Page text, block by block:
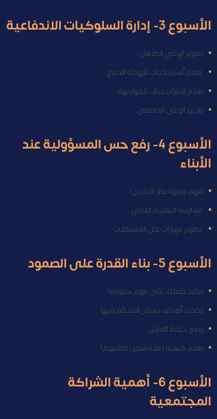
الأسبوع 3- إدارة السلوكيات الاندفاعية
تطوير الوعي الظرفي
تعلم أسترايجيات لتهدئة الدماغ
تعلم استراتيجيات المواجهة
تعزيز الوعي العاطفي
الأسبوع 4- رفع حس المسؤولية عند
الأبناء
افهم وجهة نظر الآخرين!
ممارسة التقييم الذاتي
تطوير مهارات حل المشكلات
الأسبوع 5- بناء القدرة على الصمود
ساعد طفلك على فهم سلوكه!
تحديد أهداف يمكن التحكم فيها
وضع خطط العمل
تعلم كيفية إعادة شحن طاقتهم!
الأسبوع 6- أهمية الشراكة
المجتمعية